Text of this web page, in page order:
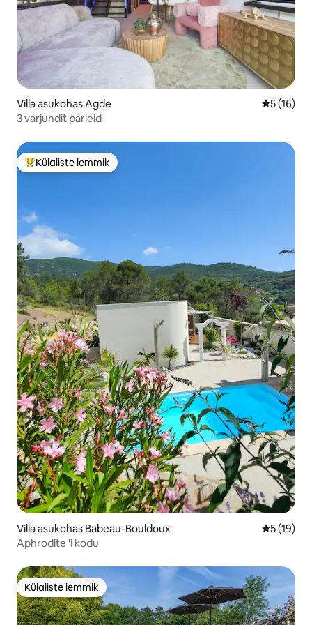
Villa asukohas Agde Keskmine
5 (16)
3 varjundit pärleid
Külaliste suur lemmik
Külaliste lemmik
Villa asukohas Babeau-Bouldoux Keskmine
5 (19)
Aphrodite 'i kodu
Külaliste lemmik
Külaliste lemmik